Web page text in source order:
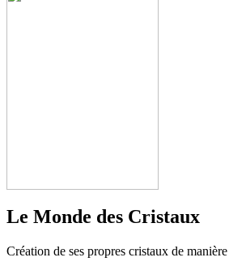
Le Monde des Cristaux
Création de ses propres cristaux de